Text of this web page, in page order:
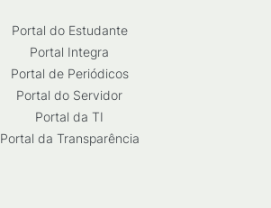
Portal do Estudante
Portal Integra
Portal de Periódicos
Portal do Servidor
Portal da TI
Portal da Transparência